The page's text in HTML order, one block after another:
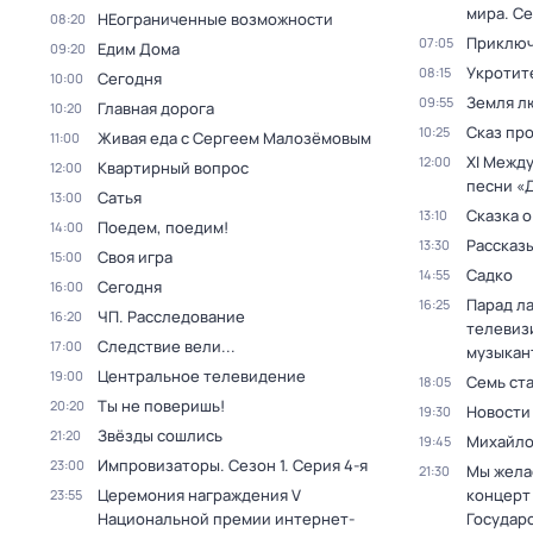
08:20 НЕограниченные возможности
09:20 Едим Дома
10:00 Сегодня
10:20 Главная дорога
11:00 Живая еда с Сергеем Малозёмовым
12:00 Квартирный вопрос
13:00 Сатья
14:00 Поедем, поедим!
15:00 Своя игра
16:00 Сегодня
16:20 ЧП. Расследование
17:00 Следствие вели...
19:00 Центральное телевидение
20:20 Ты не поверишь!
21:20 Звёзды сошлись
23:00 Импровизаторы. Сезон 1. Серия 4-я
23:55
Церемония награждения V
Национальной премии интернет-
мира.
07:05
08:15
09:55 Земля
10:25 Сказ
12:00
XI
песни
13:10 Сказка
13:30
14:55 Садко
16:25
Парад
18:05 Семь
19:30
19:45
21:30
Мы